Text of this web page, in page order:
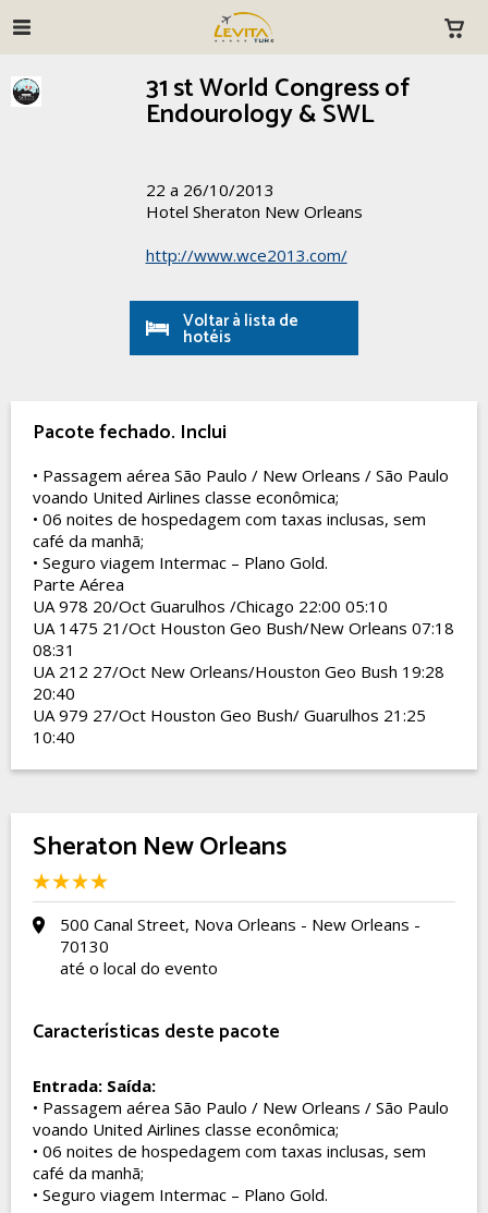
31 st World Congress of
Endourology & SWL
22 a 26/10/2013
Hotel Sheraton New Orleans
http://www.wce2013.com/
Voltar à lista de
hotéis
Pacote fechado. Inclui
• Passagem aérea São Paulo / New Orleans / São Paulo
voando United Airlines classe econômica;
• 06 noites de hospedagem com taxas inclusas, sem
café da manhã;
• Seguro viagem Intermac – Plano Gold.
Parte Aérea
UA 978 20/Oct Guarulhos /Chicago 22:00 05:10
UA 1475 21/Oct Houston Geo Bush/New Orleans 07:18
08:31
UA 212 27/Oct New Orleans/Houston Geo Bush 19:28
20:40
UA 979 27/Oct Houston Geo Bush/ Guarulhos 21:25
10:40
Sheraton New Orleans
500 Canal Street, Nova Orleans - New Orleans -
70130
até o local do evento
Características deste pacote
Entrada: Saída:
• Passagem aérea São Paulo / New Orleans / São Paulo
voando United Airlines classe econômica;
• 06 noites de hospedagem com taxas inclusas, sem
café da manhã;
• Seguro viagem Intermac – Plano Gold.